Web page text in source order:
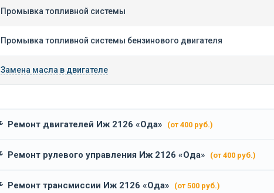
Промывка топливной системы
Промывка топливной системы бензинового двигателя
Замена масла в двигателе
Ремонт двигателей Иж 2126 «Ода» (от 400 руб.)
Ремонт рулевого управления Иж 2126 «Ода» (от 400 руб.)
Ремонт трансмиссии Иж 2126 «Ода» (от 500 руб.)